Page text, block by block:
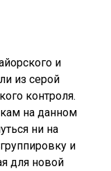
и
из серой
контроля.
на данном
ни на
и
для новой